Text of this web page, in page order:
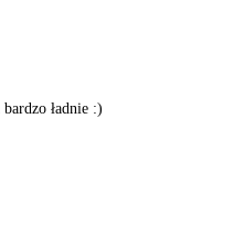
ładnie :)